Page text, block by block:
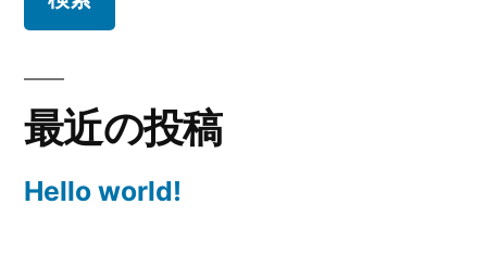
最近の投稿
Hello world!